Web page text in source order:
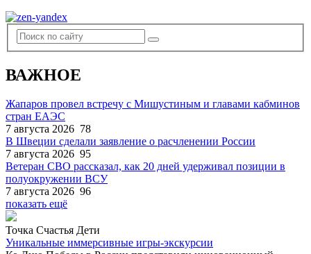
ВАЖНОЕ
Жапаров провел встречу с Мишустиным и главами кабминов
стран ЕАЭС
7 августа 2026 78
В Швеции сделали заявление о расчленении России
7 августа 2026 95
Ветеран СВО рассказал, как 20 дней удерживал позиции в
полуокружении ВСУ
7 августа 2026 96
показать ещё
Точка Счастья Дети
Уникальные иммерсивные игры-экскурсии